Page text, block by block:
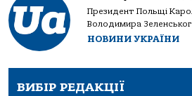
Президент Польщі
Володимира
НОВИНИ УКРАЇНИ
ВИБІР РЕДАКЦІЇ